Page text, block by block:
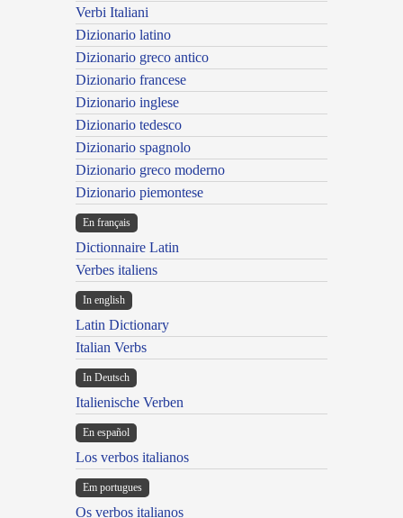
Verbi Italiani
Dizionario latino
Dizionario greco antico
Dizionario francese
Dizionario inglese
Dizionario tedesco
Dizionario spagnolo
Dizionario greco moderno
Dizionario piemontese
En français
Dictionnaire Latin
Verbes italiens
In english
Latin Dictionary
Italian Verbs
In Deutsch
Italienische Verben
En español
Los verbos italianos
Em portugues
Os verbos italianos